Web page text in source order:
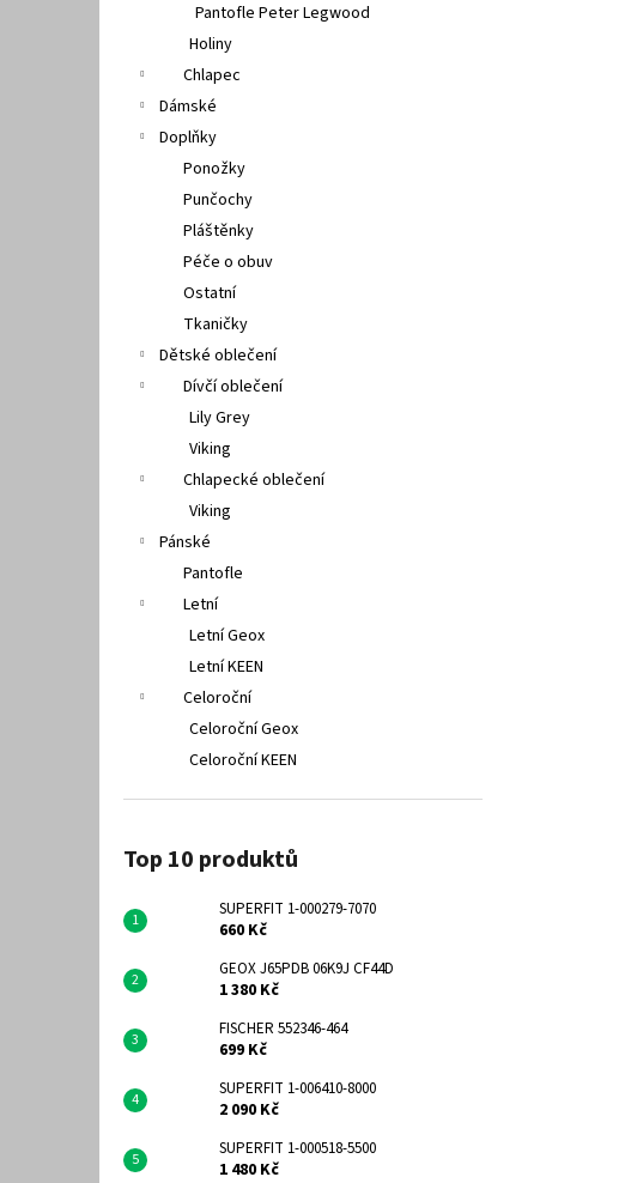
Pantofle Peter Legwood
Holiny
Chlapec
Dámské
Doplňky
Ponožky
Punčochy
Pláštěnky
Péče o obuv
Ostatní
Tkaničky
Dětské oblečení
Dívčí oblečení
Lily Grey
Viking
Chlapecké oblečení
Viking
Pánské
Pantofle
Letní
Letní Geox
Letní KEEN
Celoroční
Celoroční Geox
Celoroční KEEN
Top 10 produktů
SUPERFIT 1-000279-7070
660 Kč
GEOX J65PDB 06K9J CF44D
1 380 Kč
FISCHER 552346-464
699 Kč
SUPERFIT 1-006410-8000
2 090 Kč
SUPERFIT 1-000518-5500
1 480 Kč